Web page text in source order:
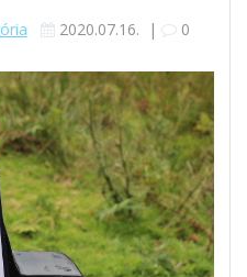
2020.07.16. | 0